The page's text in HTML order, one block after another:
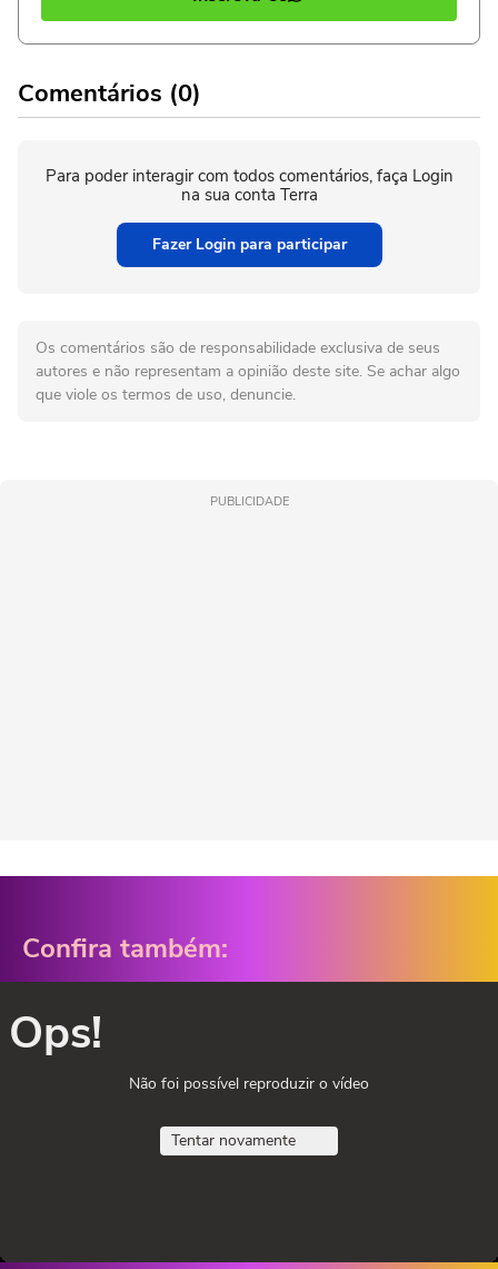
Comentários (0)
Para poder interagir com todos comentários, faça Login
na sua conta Terra
Fazer Login para participar
Os comentários são de responsabilidade exclusiva de seus
autores e não representam a opinião deste site. Se achar algo
que viole os termos de uso, denuncie.
PUBLICIDADE
Confira também:
Ops!
Não foi possível reproduzir o vídeo
Tentar novamente